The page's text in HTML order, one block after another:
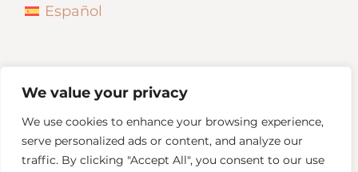
We value your privacy
We use cookies to enhance your browsing experience,
serve personalized ads or content, and analyze our
traffic. By clicking "Accept All", you consent to our use
Español